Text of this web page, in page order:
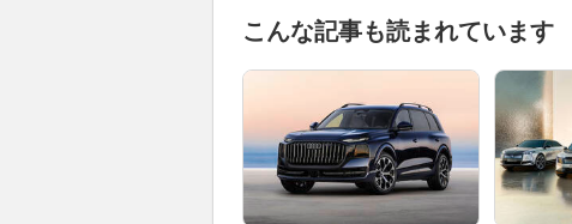
こんな記事も読まれています